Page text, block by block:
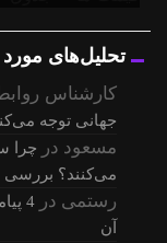
تحلیل‌های
کارشناس
جهانی توجه
مسعود در
چرا
می‌کنند؟
رستمی در
4
آن